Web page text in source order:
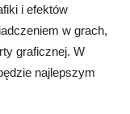
i efektów
w grach,
graficznej. W
najlepszym